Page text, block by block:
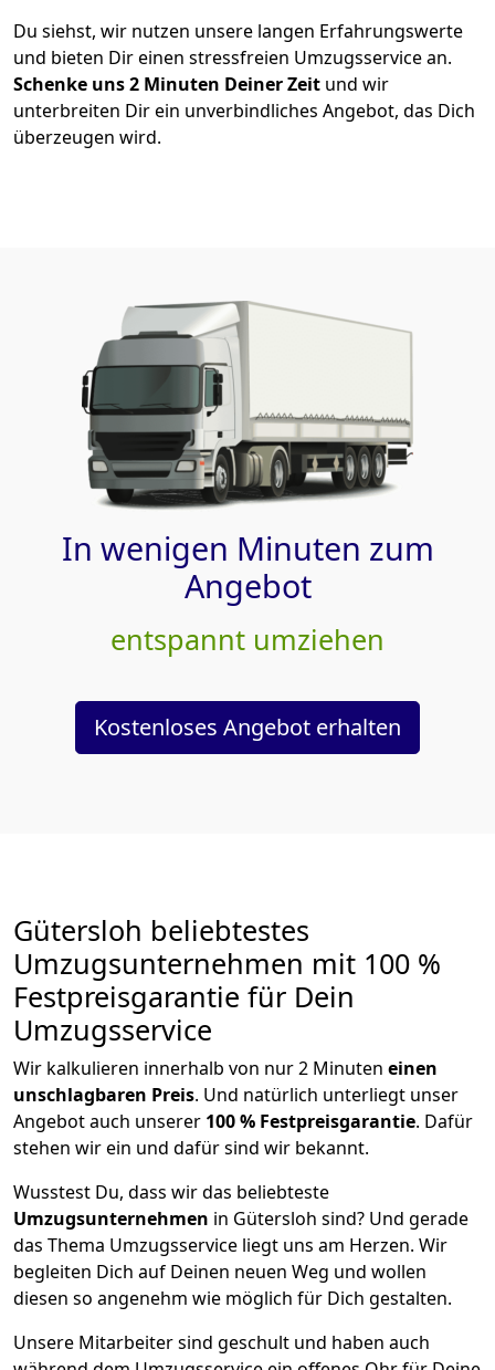
Du siehst, wir nutzen unsere langen Erfahrungswerte
und bieten Dir einen stressfreien Umzugsservice an.
Schenke uns 2 Minuten Deiner Zeit und wir
unterbreiten Dir ein unverbindliches Angebot, das Dich
überzeugen wird.
In wenigen Minuten zum
Angebot
entspannt umziehen
Kostenloses Angebot erhalten
Gütersloh beliebtestes
Umzugsunternehmen mit 100 %
Festpreisgarantie für Dein
Umzugsservice
Wir kalkulieren innerhalb von nur 2 Minuten einen
unschlagbaren Preis. Und natürlich unterliegt unser
Angebot auch unserer 100 % Festpreisgarantie. Dafür
stehen wir ein und dafür sind wir bekannt.
Wusstest Du, dass wir das beliebteste
Umzugsunternehmen in Gütersloh sind? Und gerade
das Thema Umzugsservice liegt uns am Herzen. Wir
begleiten Dich auf Deinen neuen Weg und wollen
diesen so angenehm wie möglich für Dich gestalten.
Unsere Mitarbeiter sind geschult und haben auch